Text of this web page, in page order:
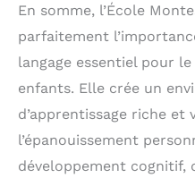
En somme, l’École
parfaitement
langage essentiel pour
enfants. Elle crée un
d’apprentissage riche et
l’épanouissement
développement cognitif,